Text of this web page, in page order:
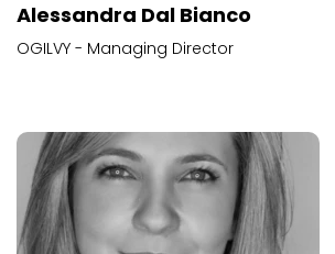
Alessandra Dal Bianco
OGILVY - Managing Director